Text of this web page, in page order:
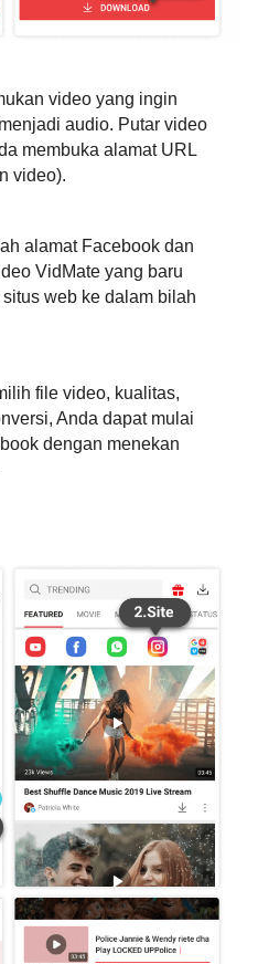
video yang ingin
audio. Putar video
membuka alamat URL
video).
alamat Facebook dan
VidMate yang baru
web ke dalam bilah
file video, kualitas,
Anda dapat mulai
dengan menekan